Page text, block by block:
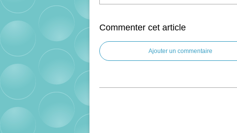
Commenter cet article
Ajouter un commentaire